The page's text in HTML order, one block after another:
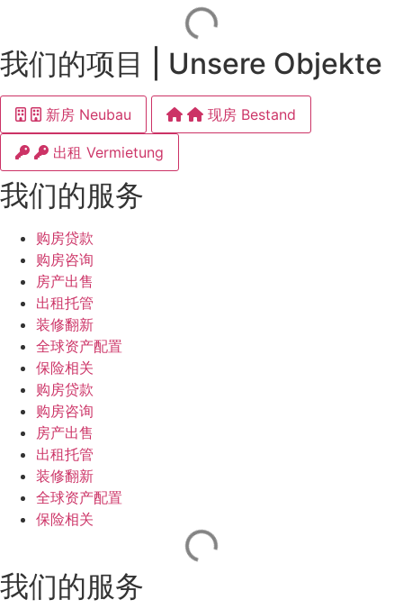
我们的项目 | Unsere Objekte
新房 Neubau 现房 Bestand
出租 Vermietung
我们的服务
购房贷款
购房咨询
房产出售
出租托管
装修翻新
全球资产配置
保险相关
购房贷款
购房咨询
房产出售
出租托管
装修翻新
全球资产配置
保险相关
我们的服务